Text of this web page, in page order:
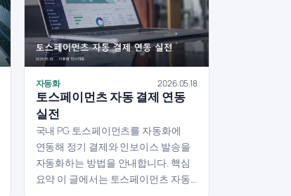
자동화 2026.05.18
토스페이먼츠 자동 결제 연동
실전
국내 PG 토스페이먼츠를 자동화에
연동해 정기 결제와 인보이스 발송을
자동화하는 방법을 안내합니다. 핵심
요약 이 글에서는 토스페이먼츠 자동...